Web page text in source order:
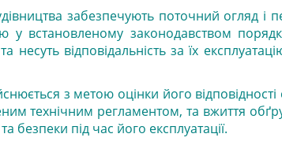
забезпечують поточний огляд і
у встановленому законодавством
несуть відповідальність за їх
з метою оцінки його
технічним регламентом, та вжиття
безпеки під час його експлуатації.